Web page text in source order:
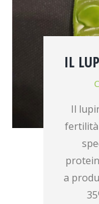
IL
Il
fertilità
a